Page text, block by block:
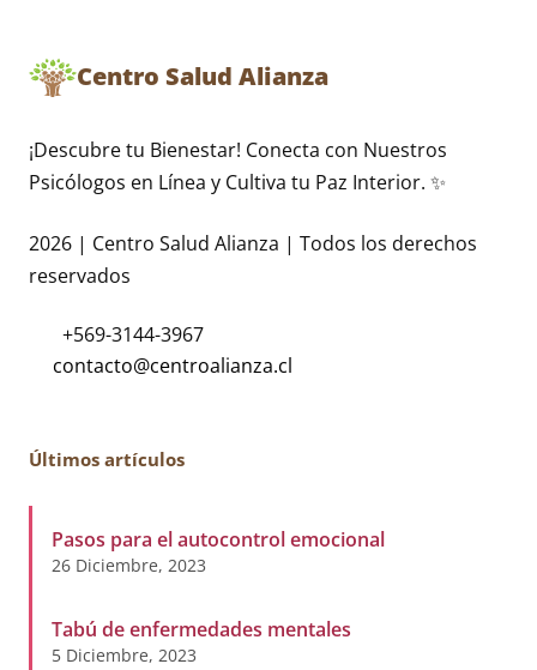
Centro Salud Alianza
¡Descubre tu Bienestar! Conecta con Nuestros
Psicólogos en Línea y Cultiva tu Paz Interior. ✨
2026 | Centro Salud Alianza | Todos los derechos
reservados
+569-3144-3967
Últimos artículos
Pasos para el autocontrol emocional
26 Diciembre, 2023
Tabú de enfermedades mentales
5 Diciembre, 2023